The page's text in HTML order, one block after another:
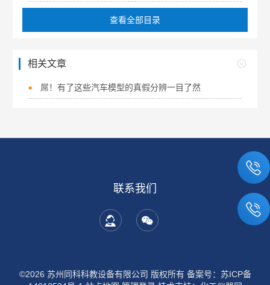
查看全部目录
相关文章
屌！有了这些汽车模型的真假分辨一目了然
联系我们
©2026 苏州同科科教设备有限公司 版权所有 备案号：苏ICP备